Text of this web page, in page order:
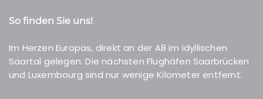
So finden Sie uns!
Im Herzen Europas, direkt an der A8 im idyllischen
Saartal gelegen. Die nächsten Flughäfen Saarbrücken
und Luxembourg sind nur wenige Kilometer entfernt.